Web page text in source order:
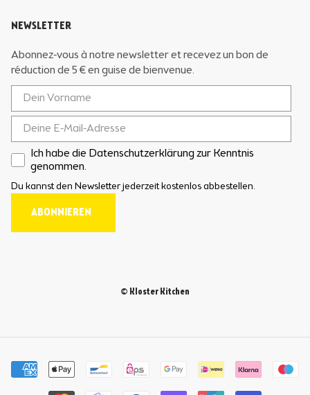
NEWSLETTER
Abonnez-vous à notre newsletter et recevez un bon de
réduction de 5 € en guise de bienvenue.
Ich habe die Datenschutzerklärung zur Kenntnis
genommen.
Du kannst den Newsletter jederzeit kostenlos abbestellen.
ABONNIEREN
© Kloster Kitchen